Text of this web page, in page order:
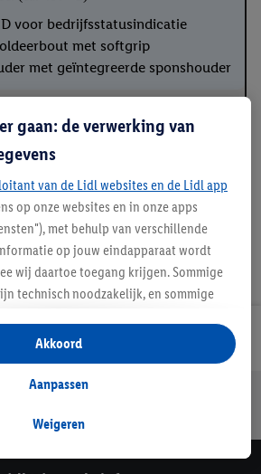
voor bedrijfsstatusindicatie
met softgrip
met geïntegreerde sponshouder
Lidl Nieuwsbrief
als Lidl webshop klant
Veilig winkelen
gaan: de verwerking van
van de Lidl websites en de Lidl app
op onze websites en in onze apps
met behulp van verschillende
op jouw eindapparaat wordt
wij daartoe toegang krijgen. Sommige
technisch noodzakelijk, en sommige
het verzamelen en
of voor het tonen van
binnen en buiten de Lidl-diensten.
in de winkel ook voor de
Weigeren
Aanpassen
Akkoord